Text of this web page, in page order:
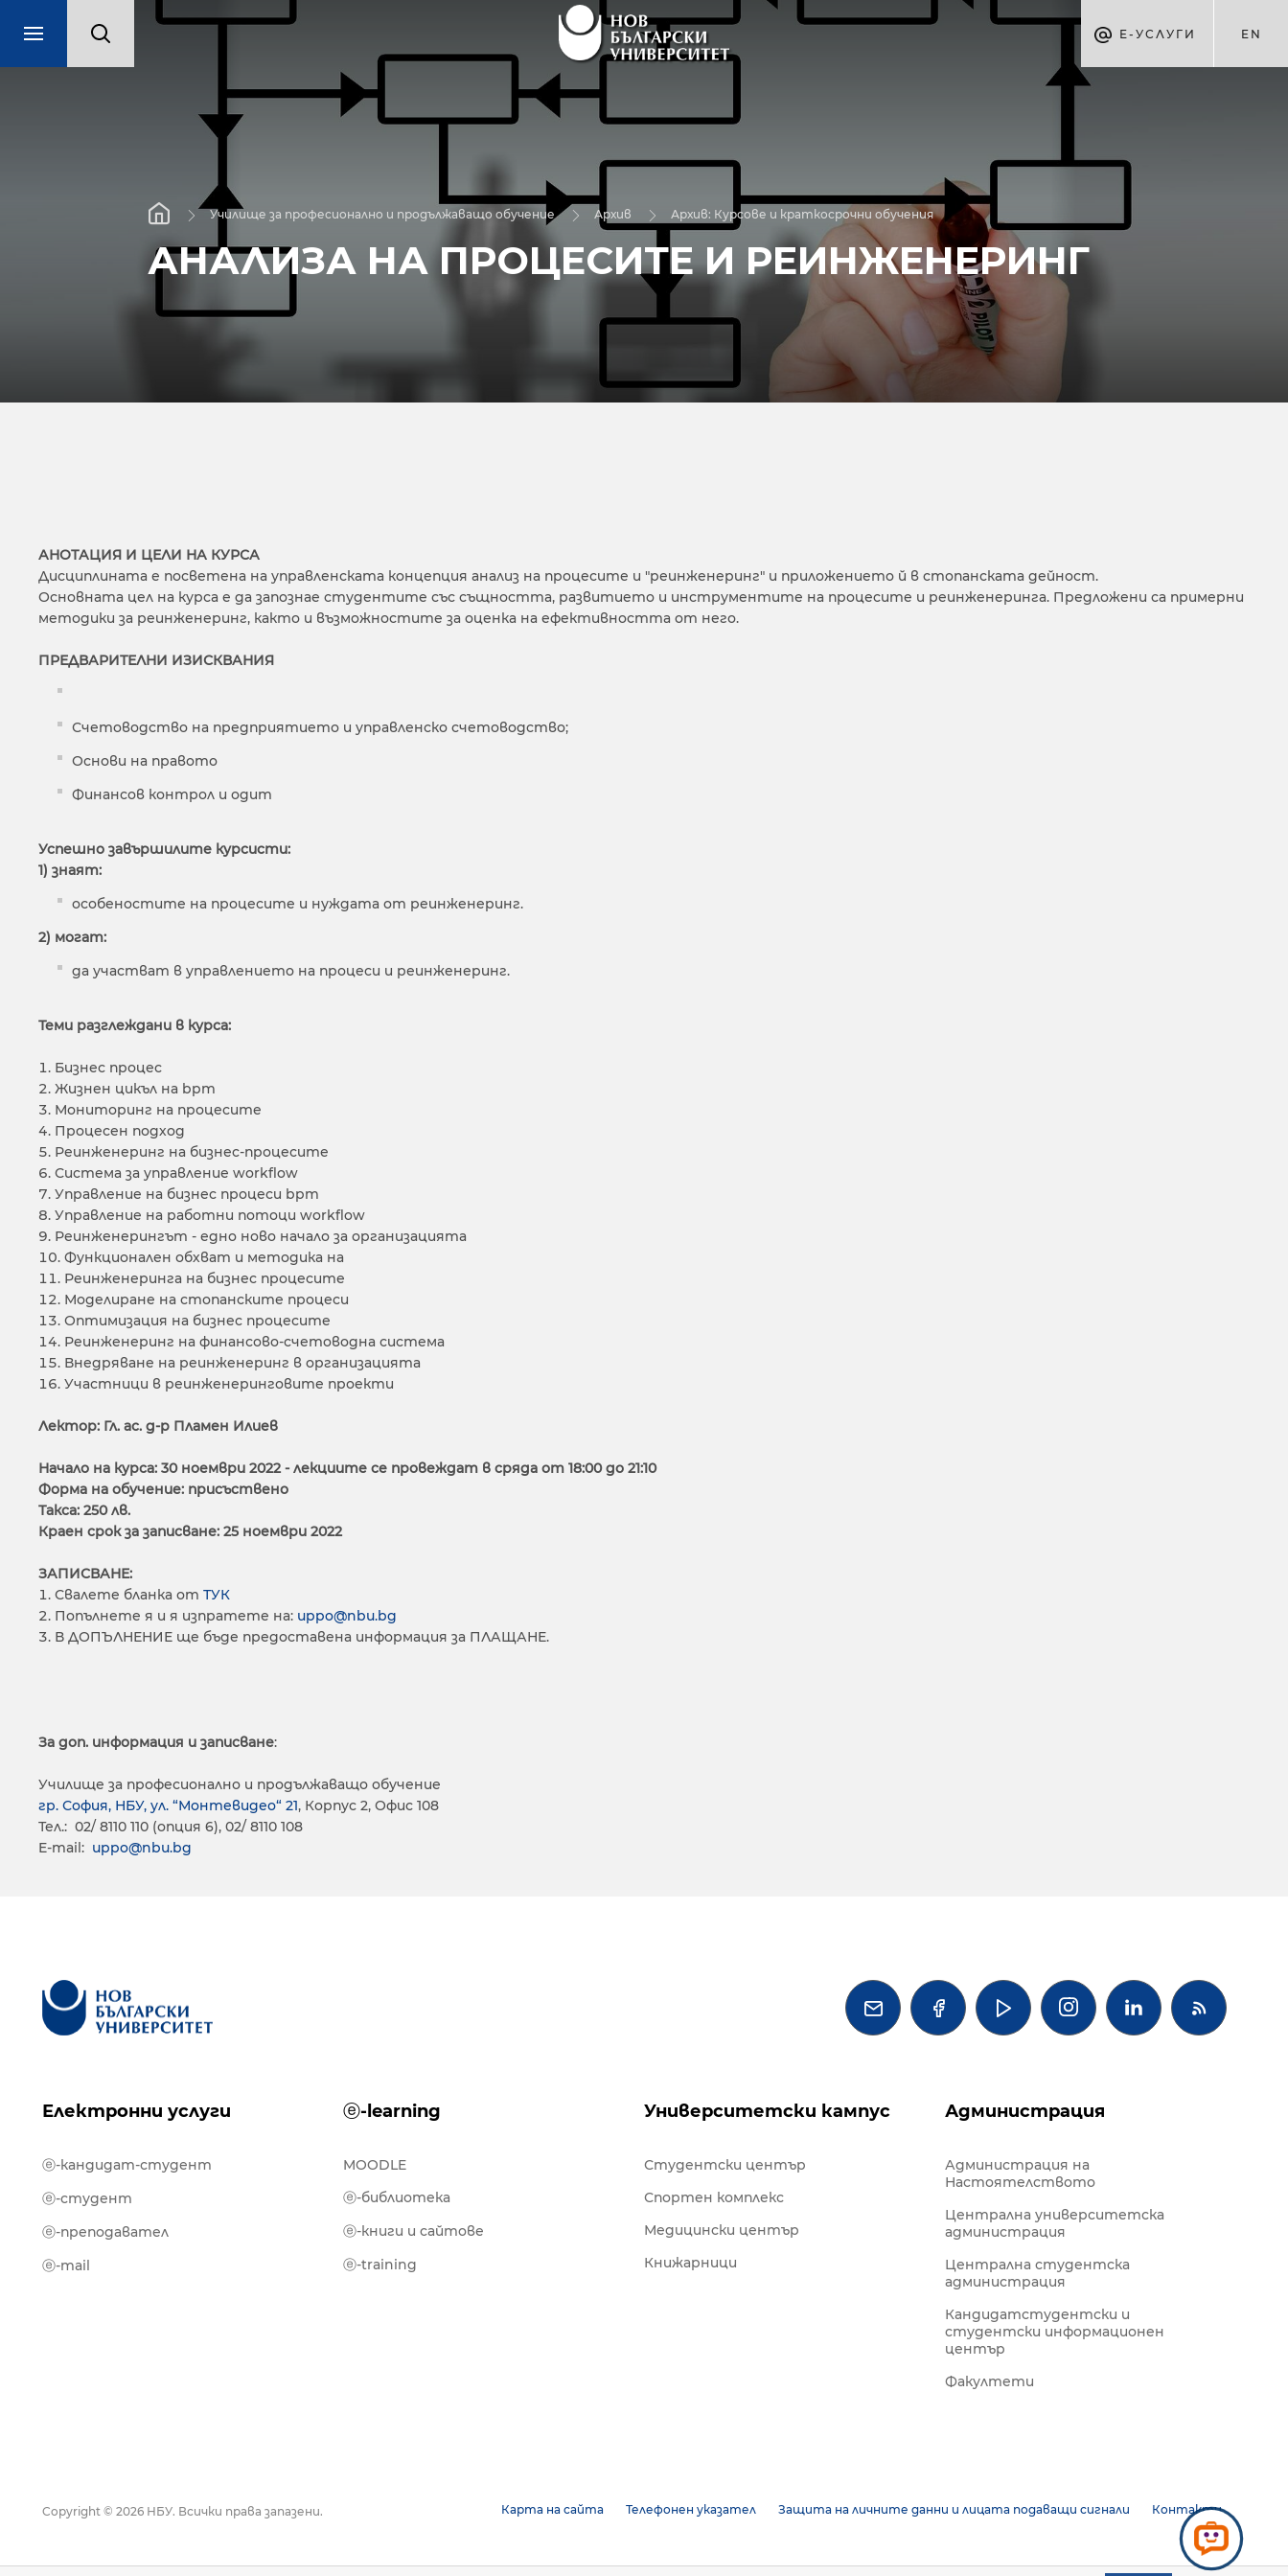
Е-УСЛУГИ EN
Училище за професионално и продължаващо обучение Архив Архив: Курсове и краткосрочни обучения
АНАЛИЗА НА ПРОЦЕСИТЕ И РЕИНЖЕНЕРИНГ
АНОТАЦИЯ И ЦЕЛИ НА КУРСА
Дисциплината е посветена на управленската концепция анализ на процесите и "реинженеринг" и приложението й в стопанската дейност.
Основната цел на курса е да запознае студентите със същността, развитието и инструментите на процесите и реинженеринга. Предложени са примерни
методики за реинженеринг, както и възможностите за оценка на ефективността от него.
ПРЕДВАРИТЕЛНИ ИЗИСКВАНИЯ
Счетоводство на предприятието и управленско счетоводство;
Основи на правото
Финансов контрол и одит
Успешно завършилите курсисти:
1) знаят:
особеностите на процесите и нуждата от реинженеринг.
2) могат:
да участват в управлението на процеси и реинженеринг.
Теми разглеждани в курса:
Бизнес процес
Жизнен цикъл на bpm
Мониторинг на процесите
Процесен подход
Реинженеринг на бизнес-процесите
Система за управление workflow
Управление на бизнес процеси bpm
Управление на работни потоци workflow
Реинженерингът - едно ново начало за организацията
Функционален обхват и методика на
Реинженеринга на бизнес процесите
Моделиране на стопанските процеси
Оптимизация на бизнес процесите
Реинженеринг на финансово-счетоводна система
Внедряване на реинженеринг в организацията
Участници в реинженеринговите проекти
Лектор: Гл. ас. д-р Пламен Илиев
Начало на курса: 30 ноември 2022 - лекциите се провеждат в сряда от 18:00 до 21:10
Форма на обучение: присъствено
Такса: 250 лв.
Краен срок за записване: 25 ноември 2022
ЗАПИСВАНЕ:
Свалете бланка от ТУК
Попълнете я и я изпратете на: uppo@nbu.bg
В ДОПЪЛНЕНИЕ ще бъде предоставена информация за ПЛАЩАНЕ.
За доп. информация и записване:
Училище за професионално и продължаващо обучение
гр. София, НБУ, ул. “Монтевидео“ 21, Корпус 2, Офис 108
Тел.: 02/ 8110 110 (опция 6), 02/ 8110 108
E-mail: uppo@nbu.bg
   
Електронни услуги ⓔ-learning Университетски кампус Администрация
ⓔ-кандидат-студент
ⓔ-студент
ⓔ-преподавател
ⓔ-mail
MOODLE
ⓔ-библиотека
ⓔ-книги и сайтове
ⓔ-training
Студентски център
Спортен комплекс
Медицински център
Книжарници
Администрация на
Настоятелството
Централна университетска
администрация
Централна студентска
администрация
Кандидатстудентски и
студентски информационен
център
Факултети
Карта на сайта Телефонен указател Защита на личните данни и лицата подаващи сигнали Контакти
Copyright © 2026 НБУ. Всички права запазени.